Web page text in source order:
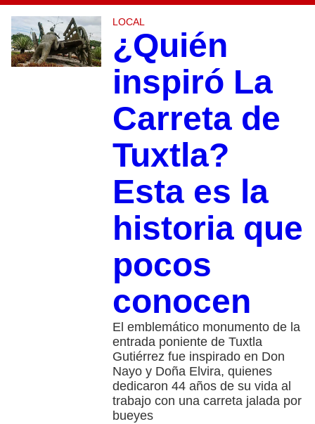
LOCAL
¿Quién
inspiró La
Carreta de
Tuxtla?
Esta es la
historia que
pocos
conocen
El emblemático monumento de la
entrada poniente de Tuxtla
Gutiérrez fue inspirado en Don
Nayo y Doña Elvira, quienes
dedicaron 44 años de su vida al
trabajo con una carreta jalada por
bueyes